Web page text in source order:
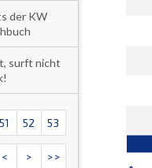
der KW
surft nicht
51 52 53
< > >>